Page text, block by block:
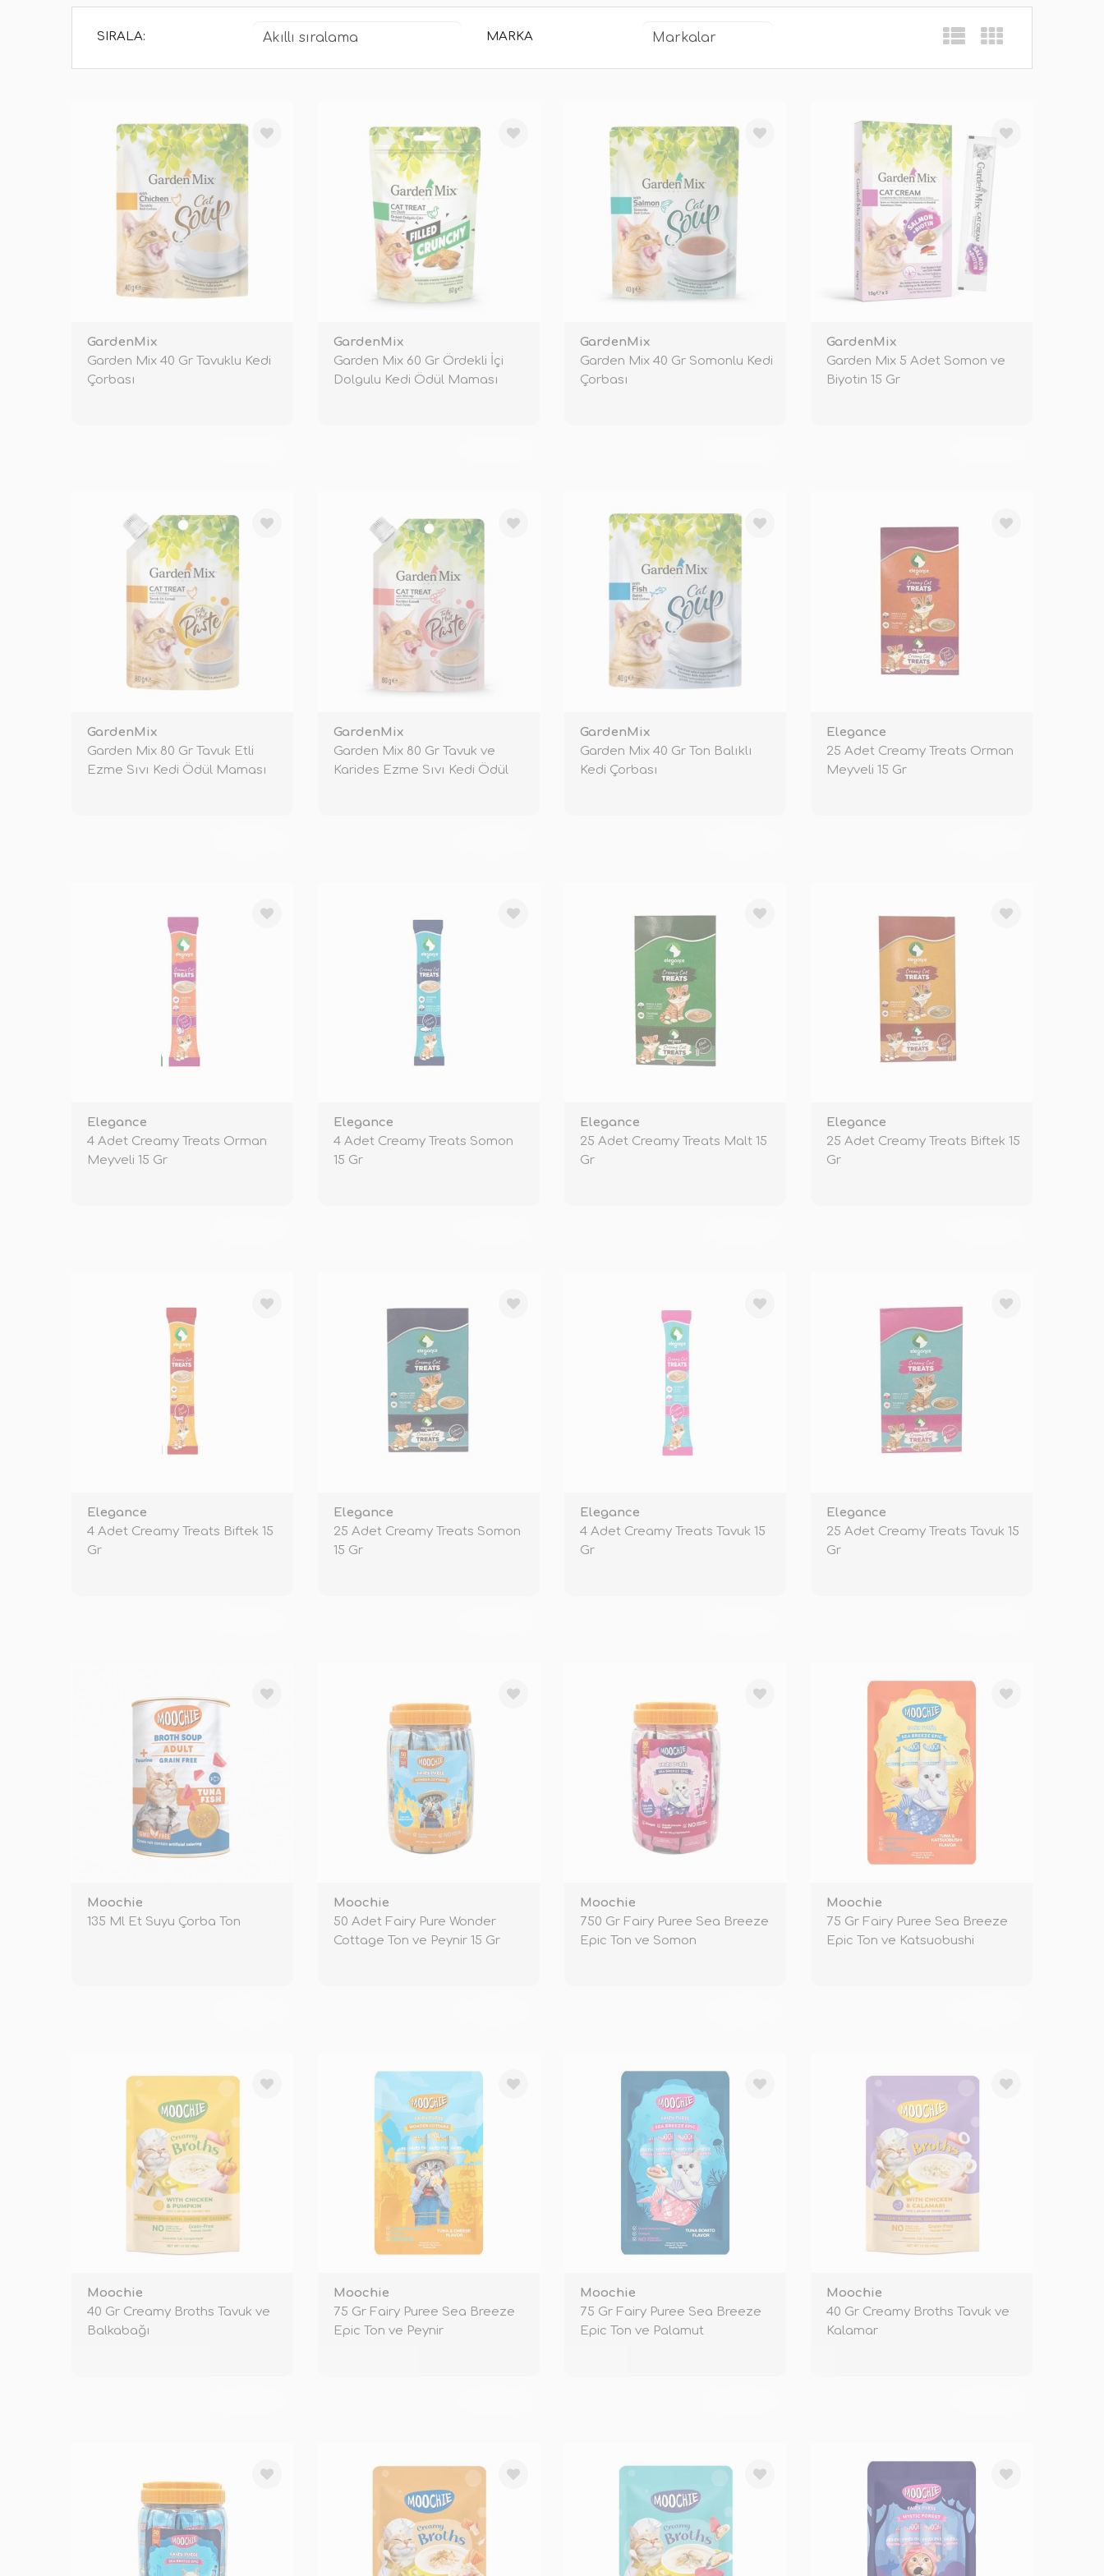
SIRALA: MARKA
GardenMix
Garden Mix 40 Gr Tavuklu Kedi
Çorbası
GardenMix
Garden Mix 60 Gr Ördekli İçi
Dolgulu Kedi Ödül Maması
GardenMix
Garden Mix 40 Gr Somonlu Kedi
Çorbası
GardenMix
Garden Mix 5 Adet Somon ve
Biyotin 15 Gr
GardenMix
Garden Mix 80 Gr Tavuk Etli
Ezme Sıvı Kedi Ödül Maması
GardenMix
Garden Mix 80 Gr Tavuk ve
Karides Ezme Sıvı Kedi Ödül
GardenMix
Garden Mix 40 Gr Ton Balıklı
Kedi Çorbası
Elegance
25 Adet Creamy Treats Orman
Meyveli 15 Gr
Elegance
4 Adet Creamy Treats Orman
Meyveli 15 Gr
Elegance
4 Adet Creamy Treats Somon
15 Gr
Elegance
25 Adet Creamy Treats Malt 15
Gr
Elegance
25 Adet Creamy Treats Biftek 15
Gr
Elegance
4 Adet Creamy Treats Biftek 15
Gr
Elegance
25 Adet Creamy Treats Somon
15 Gr
Elegance
4 Adet Creamy Treats Tavuk 15
Gr
Elegance
25 Adet Creamy Treats Tavuk 15
Gr
Moochie
135 Ml Et Suyu Çorba Ton
Moochie
50 Adet Fairy Pure Wonder
Cottage Ton ve Peynir 15 Gr
Moochie
750 Gr Fairy Puree Sea Breeze
Epic Ton ve Somon
Moochie
75 Gr Fairy Puree Sea Breeze
Epic Ton ve Katsuobushi
Moochie
40 Gr Creamy Broths Tavuk ve
Balkabağı
Moochie
75 Gr Fairy Puree Sea Breeze
Epic Ton ve Peynir
Moochie
75 Gr Fairy Puree Sea Breeze
Epic Ton ve Palamut
Moochie
40 Gr Creamy Broths Tavuk ve
Kalamar